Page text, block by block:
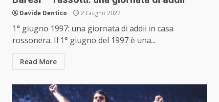
Davide Dentico 2 Giugno 2022
1° giugno 1997: una giornata di addii in casa
rossonera. Il 1° giugno del 1997 è una...
Read More